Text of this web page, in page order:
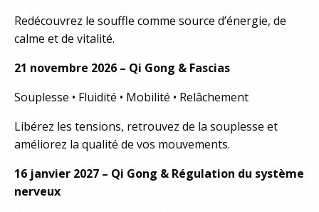
Redécouvrez le souffle comme source d’énergie, de
calme et de vitalité.
21 novembre 2026 – Qi Gong & Fascias
Souplesse • Fluidité • Mobilité • Relâchement
Libérez les tensions, retrouvez de la souplesse et
améliorez la qualité de vos mouvements.
16 janvier 2027 – Qi Gong & Régulation du système
nerveux